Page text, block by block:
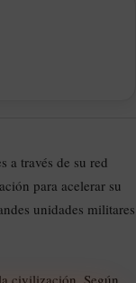
a través de su red
para acelerar su
unidades militares